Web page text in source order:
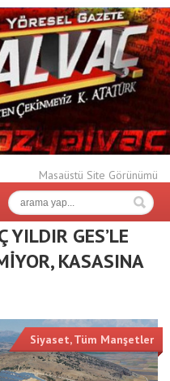
Masaüstü Site Görünümü
YILDIR GES’LE
KASASINA
Siyaset,Tüm Manşetler